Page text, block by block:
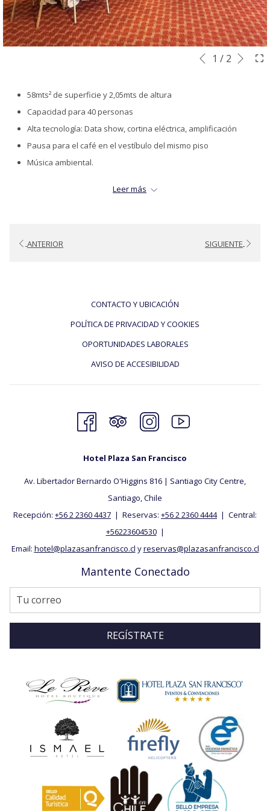
Botones
presentación
Al
los
siguientes
anterior
Anterior
1 / 2
58mts² de superficie y 2,05mts de altura
Capacidad para 40 personas
Alta tecnología: Data show, cortina eléctrica, amplificación
Pausa para el café en el vestíbulo del mismo piso
Música ambiental.
Aire acondicionado y calefacción controlados desde dentro de la
Leer más
ANTERIOR SIGUIENTE
CONTACTO Y UBICACIÓN
POLÍTICA DE PRIVACIDAD Y COOKIES
OPORTUNIDADES LABORALES
AVISO DE ACCESIBILIDAD
Hotel Plaza San Francisco
Av. Libertador Bernardo O'Higgins 816 | Santiago City Centre,
Santiago, ​Chile
Recepción: +56 2 2360 4437 | Reservas: +56 2 2360 4444| Central:
+56223604530|
Email: hotel@plazasanfrancisco.cl yreservas@plazasanfrancisco.cl
Mantente Conectado
REGÍSTRATE